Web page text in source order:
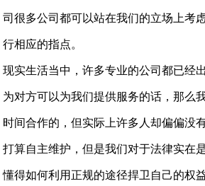
司很多公司都可以站在我们的立场上考
行相应的指点。
现实生活当中，许多专业的公司都已经
为对方可以为我们提供服务的话，那么
时间合作的，但实际上许多人却偏偏没
打算自主维护，但是我们对于法律实在
懂得如何利用正规的途径捍卫自己的权